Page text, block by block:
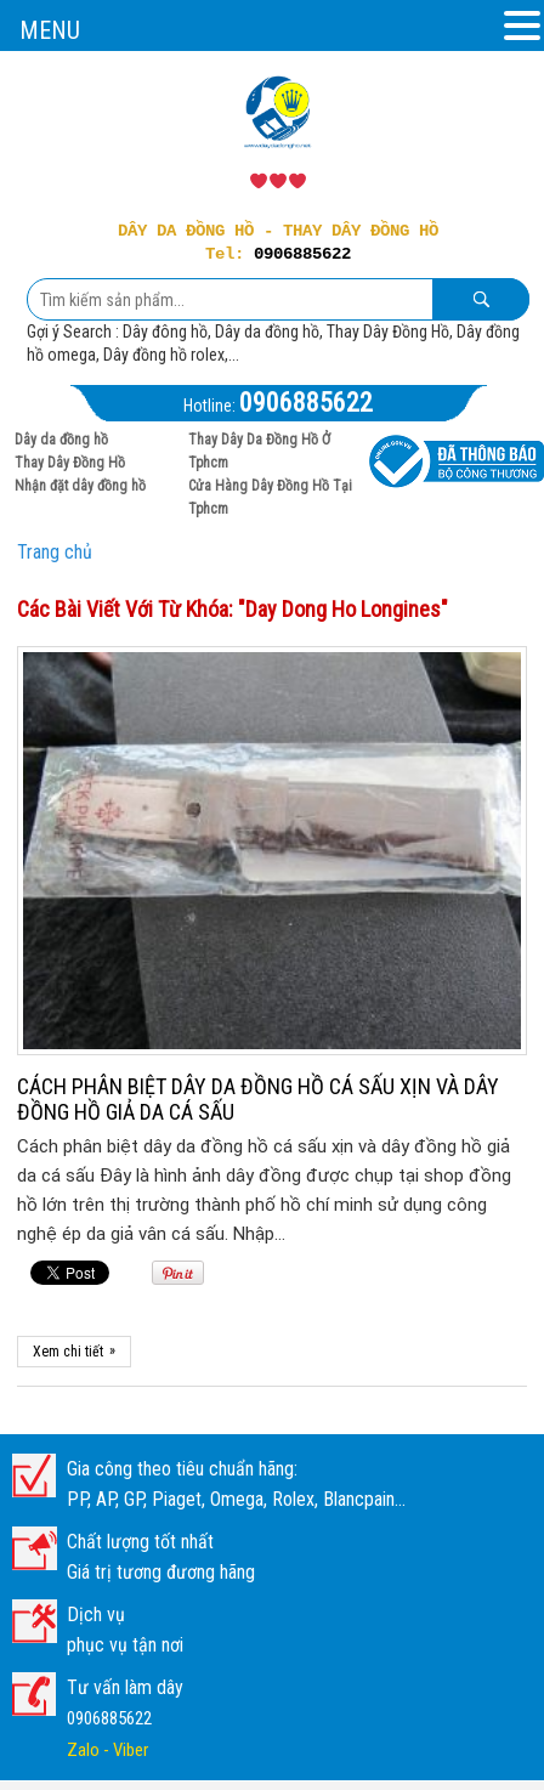
DÂY DA ĐỒNG HỒ - THAY DÂY ĐỒNG HỒ
Tel: 0906885622
Gợi ý Search : Dây đông hồ, Dây da đồng hồ, Thay Dây Đồng Hồ, Dây đồng
hồ omega, Dây đồng hồ rolex,...
Hotline: 0906885622
Dây da đồng hồ
Thay Dây Đồng Hồ
Nhận đặt dây đồng hồ
Thay Dây Da Đồng Hồ Ở
Tphcm
Cửa Hàng Dây Đồng Hồ Tại
Tphcm
Trang chủ
Các Bài Viết Với Từ Khóa: "day Dong Ho Longines"
CÁCH PHÂN BIỆT DÂY DA ĐỒNG HỒ CÁ SẤU XỊN VÀ DÂY
ĐỒNG HỒ GIẢ DA CÁ SẤU
Cách phân biệt dây da đồng hồ cá sấu xịn và dây đồng hồ giả
da cá sấu Đây là hình ảnh dây đồng được chụp tại shop đồng
hồ lớn trên thị trường thành phố hồ chí minh sử dụng công
nghệ ép da giả vân cá sấu. Nhập…
Xem chi tiết »
Gia công theo tiêu chuẩn hãng:
PP, AP, GP, Piaget, Omega, Rolex, Blancpain...
Chất lượng tốt nhất
Giá trị tương đương hãng
Dịch vụ
phục vụ tận nơi
Tư vấn làm dây
0906885622
Zalo - Viber
MENU